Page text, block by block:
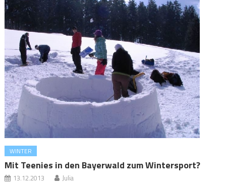
WINTER
Mit Teenies in den Bayerwald zum Wintersport?
13.12.2013 Julia